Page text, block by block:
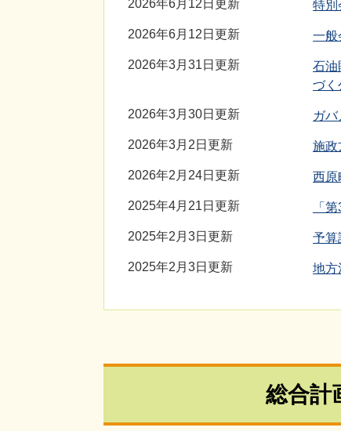
2026年6月12日更新 特別
2026年6月12日更新 一般
2026年3月31日更新
石油
づく
2026年3月30日更新 ガ
2026年3月2日更新 施政
2026年2月24日更新 西原
2025年4月21日更新 「
2025年2月3日更新 予算
2025年2月3日更新 地方
総合計